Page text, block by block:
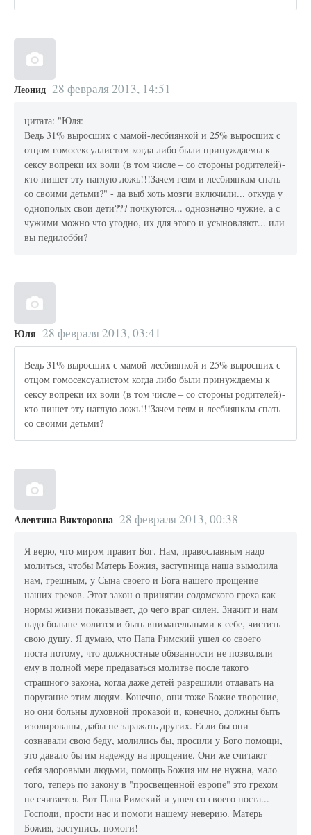
Леонид 28 февраля 2013, 14:51
цитата: "Юля:
Ведь 31% выросших с мамой-лесбиянкой и 25% выросших с
отцом гомосексуалистом когда либо были принуждаемы к
сексу вопреки их воли (в том числе – со стороны родителей)-
кто пишет эту наглую ложь!!!Зачем геям и лесбиянкам спать
со своими детьми?" - да выб хоть мозги включили... откуда у
однополых свои дети??? почкуются... однозначно чужие, а с
чужими можно что угодно, их для этого и усыновляют... или
вы педилобби?
Юля 28 февраля 2013, 03:41
Ведь 31% выросших с мамой-лесбиянкой и 25% выросших с
отцом гомосексуалистом когда либо были принуждаемы к
сексу вопреки их воли (в том числе – со стороны родителей)-
кто пишет эту наглую ложь!!!Зачем геям и лесбиянкам спать
со своими детьми?
Алевтина Викторовна 28 февраля 2013, 00:38
Я верю, что миром правит Бог. Нам, православным надо
молиться, чтобы Матерь Божия, заступница наша вымолила
нам, грешным, у Сына своего и Бога нашего прощение
наших грехов. Этот закон о принятии содомского греха как
нормы жизни показывает, до чего враг силен. Значит и нам
надо больше молится и быть внимательными к себе, чистить
свою душу. Я думаю, что Папа Римский ушел со своего
поста потому, что должностные обязанности не позволяли
ему в полной мере предаваться молитве после такого
страшного закона, когда даже детей разрешили отдавать на
поругание этим людям. Конечно, они тоже Божие творение,
но они больны духовной проказой и, конечно, должны быть
изолированы, дабы не заражать других. Если бы они
сознавали свою беду, молились бы, просили у Бого помощи,
это давало бы им надежду на прощение. Они же считают
себя здоровыми людьми, помощь Божия им не нужна, мало
того, теперь по закону в "просвещенной европе" это грехом
не считается. Вот Папа Римский и ушел со своего поста...
Господи, прости нас и помоги нашему неверию. Матерь
Божия, заступись, помоги!